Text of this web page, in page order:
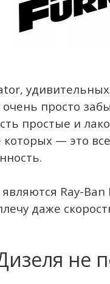
просто
простые и
— это
Ray-Ban
даже
не